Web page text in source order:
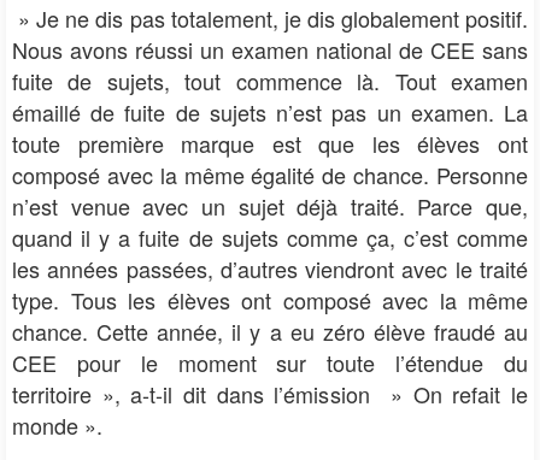
» Je ne dis pas totalement, je dis globalement positif.
Nous avons réussi un examen national de CEE sans
fuite de sujets, tout commence là. Tout examen
émaillé de fuite de sujets n’est pas un examen. La
toute première marque est que les élèves ont
composé avec la même égalité de chance. Personne
n’est venue avec un sujet déjà traité. Parce que,
quand il y a fuite de sujets comme ça, c’est comme
les années passées, d’autres viendront avec le traité
type. Tous les élèves ont composé avec la même
chance. Cette année, il y a eu zéro élève fraudé au
CEE pour le moment sur toute l’étendue du
territoire », a-t-il dit dans l’émission » On refait le
monde ».